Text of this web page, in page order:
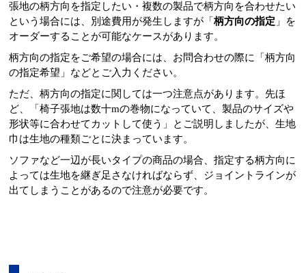
張地の柄方向を指定したい・複数の製品で柄方向を合わせたい
という場合には、別途費用が発生しますが「柄方向の指定 」を
オーダーすることが可能なケースがあります。
柄方向の指定をご希望の場合には、お問合わせの際に「柄方向
の指定希望」などとご入力ください。
ただ、柄方向の指定に関しては一つ注意点があります。先ほ
ど、「椅子張地は数十mの巻物になっていて、製品のサイズや
形状等に合わせてカットして使う」とご説明しましたが、生地
巾は生地の種類ごとに決まっています。
ソファなど一辺が長いタイプの商品の場合、指定する柄方向に
よっては生地を継ぎ足さなければならず、ジョイントラインが
出てしまうことがあるので注意が必要です。